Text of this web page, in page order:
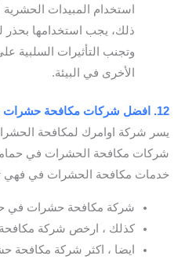
استخدام المبيدات
ذلك، يجب استخدامها بحذر
وتجنب التأثيرات السلبية
الأخرى في البيئة.
12. افضل شركات مكافحة حشرات في حمامات القبة
يسر شركة اوامرك لمكافحة
شركات مكافحة الحشرات في
خدمات مكافحة الحشرات في فهي
شركة مكافحة حشرات في
كذلك ، ارخص شركة
ايضا ، اكثر شركة مكافحة